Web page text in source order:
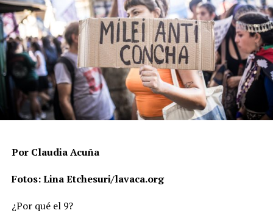
Por Claudia Acuña
Fotos: Lina Etchesuri/lavaca.org
¿Por qué el 9?